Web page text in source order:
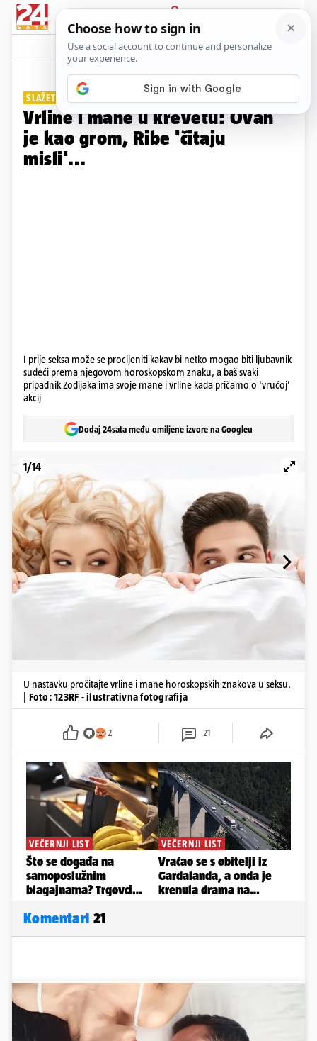
PRIJAVA
Galerija Komentari
SLAŽETE SE?
Vrline i mane u krevetu: Ovan
je kao grom, Ribe 'čitaju
misli'...
I prije seksa može se procijeniti kakav bi netko mogao biti ljubavnik
sudeći prema njegovom horoskopskom znaku, a baš svaki
pripadnik Zodijaka ima svoje mane i vrline kada pričamo o 'vrućoj'
akcij
Dodaj 24sata među omiljene izvore na Googleu
1/14
U nastavku pročitajte vrline i mane horoskopskih znakova u seksu.
| Foto: 123RF - ilustrativna fotografija
2 21
Komentari 21